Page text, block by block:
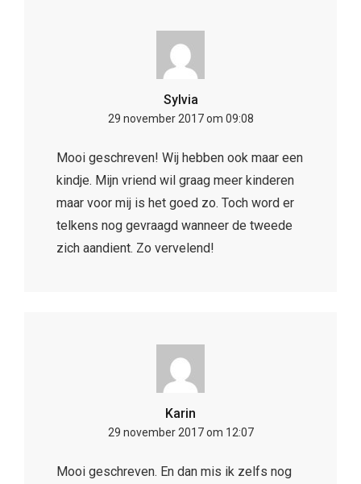
Sylvia
29 november 2017 om 09:08
Mooi geschreven! Wij hebben ook maar een
kindje. Mijn vriend wil graag meer kinderen
maar voor mij is het goed zo. Toch word er
telkens nog gevraagd wanneer de tweede
zich aandient. Zo vervelend!
Karin
29 november 2017 om 12:07
Mooi geschreven. En dan mis ik zelfs nog